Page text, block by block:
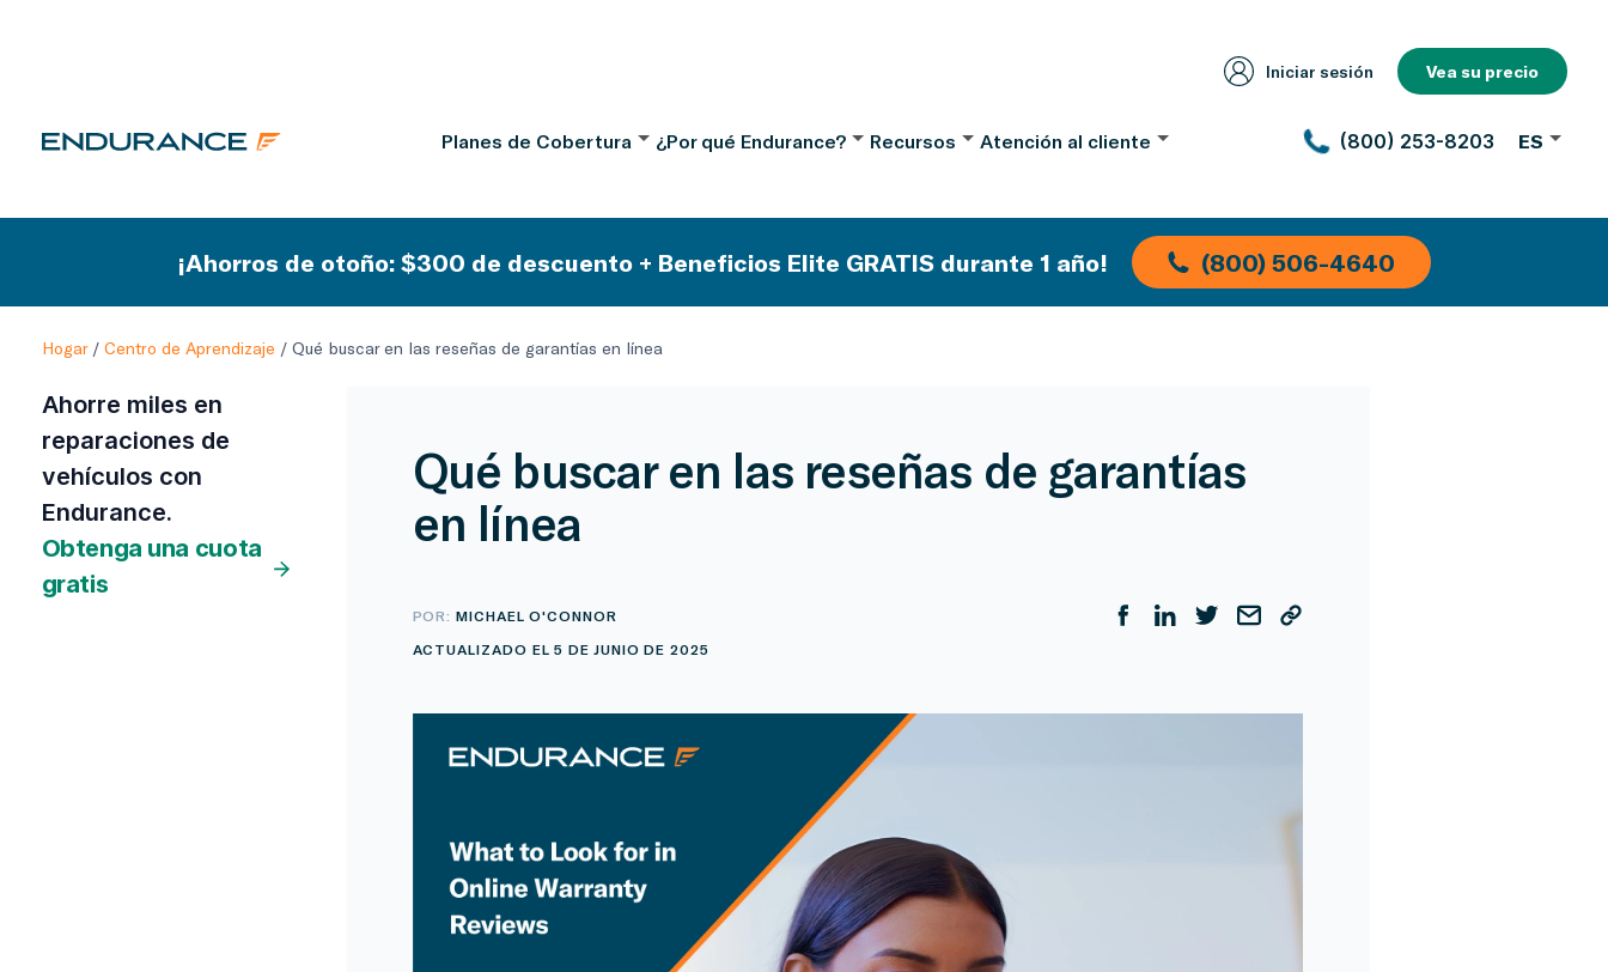
Iniciar sesión Vea su precio
Planes de Cobertura ¿Por qué Endurance? Recursos Atención al cliente (800) 253-8203 ES
¡Ahorros de otoño: $300 de descuento + Beneficios Elite GRATIS durante 1 año! (800) 506-4640
Hogar/ Centro de Aprendizaje / Qué buscar en las reseñas de garantías en línea
Ahorre miles en
reparaciones de
vehículos con
Endurance.
Obtenga una cuota
gratis
Qué buscar en las reseñas de garantías
en línea
POR:MICHAEL O'CONNOR
ACTUALIZADO EL 5 DE JUNIO DE 2025